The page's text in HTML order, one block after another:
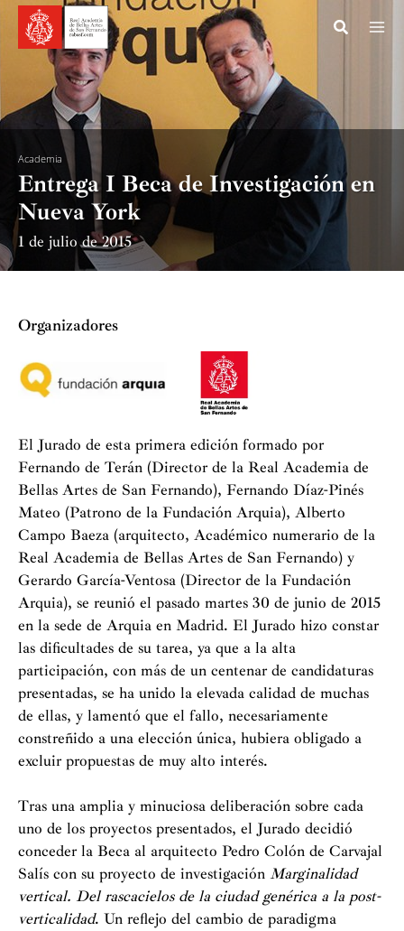
contenido
Academia
Entrega I Beca de Investigación en
Nueva York
1 de julio de 2015
Organizadores
El Jurado de esta primera edición formado por
Fernando de Terán (Director de la Real Academia de
Bellas Artes de San Fernando), Fernando Díaz-Pinés
Mateo (Patrono de la Fundación Arquia), Alberto
Campo Baeza (arquitecto, Académico numerario de la
Real Academia de Bellas Artes de San Fernando) y
Gerardo García-Ventosa (Director de la Fundación
Arquia), se reunió el pasado martes 30 de junio de 2015
en la sede de Arquia en Madrid. El Jurado hizo constar
las dificultades de su tarea, ya que a la alta
participación, con más de un centenar de candidaturas
presentadas, se ha unido la elevada calidad de muchas
de ellas, y lamentó que el fallo, necesariamente
constreñido a una elección única, hubiera obligado a
excluir propuestas de muy alto interés.
Tras una amplia y minuciosa deliberación sobre cada
uno de los proyectos presentados, el Jurado decidió
conceder la Beca al arquitecto Pedro Colón de Carvajal
Salís con su proyecto de investigación Marginalidad
vertical. Del rascacielos de la ciudad genérica a la post-
verticalidad. Un reflejo del cambio de paradigma